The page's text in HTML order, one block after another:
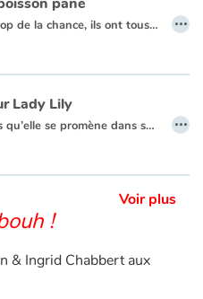
Mes copains ont trop de la chance, ils ont tous des animaux chez eux. Moi je n'en ai même pas ! Du coup, j'ai demandé à papa et maman si on pouvait en avoir un. Moi j'aurais bien aimé avoir un chien, un chat ou un hamster comme tous mes amis, mais papa lui, il voyait ça différemment, et on a eu Jean-Pierre... …
Lady Lily
Un beau jour, alors qu’elle se promène dans son magnifique jardin anglais, Lady Lily découvre en son milieu un curieux baobab. Stupéfaite, elle est loin d’imaginer que c’est pour elle le début d’une incroyable histoire pleine de surprises… …
Voir plus
!
& Ingrid Chabbert aux